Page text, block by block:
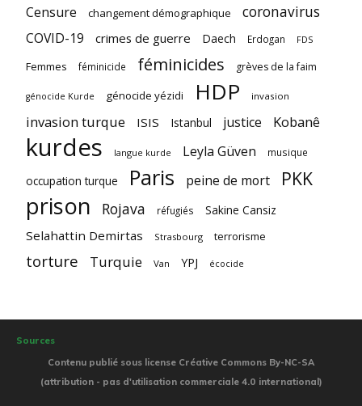
Censure changement démographique coronavirus
COVID-19 crimes de guerre Daech Erdogan FDS
Femmes féminicide féminicides grèves de la faim
génocide Kurde génocide yézidi HDP invasion
invasion turque ISIS Istanbul justice Kobanê
kurdes langue kurde Leyla Güven musique
occupation turque Paris peine de mort PKK
prison Rojava réfugiés Sakine Cansiz
Selahattin Demirtas Strasbourg terrorisme
torture Turquie Van YPJ écocide
Sources
Contenu publié sous license Créative Commons By-NC-SA
(attribution - pas d'utilisation commerciale 4.0 international)